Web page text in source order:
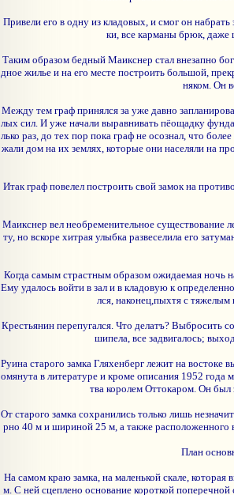
Привели его в одну из кладовых, и смог он
ки, все карманы брюк, даже
Таким образом бедный Маикснер стал внезапно
дное жилье и на его месте построить большой,
няком. Он
Между тем граф принялся за уже давно
лых сил. И уже начали выравнивать пёощадку
лько раз, до тех пор пока граф не осознал, что
жали дом на их землях, которые они населяли на
Итак граф повелел построить свой замок на
Маикснер вел необременительное существование
ту, но вскоре хитрая улыбка развеселила его
Когда самым страстным образом ожидаемая ночь
Ему удалось войти в зал и в кладовую к
лся, наконец,пыхтя с
Крестьянин перепугался. Что делатъ? Выбросить
шипела, все задвигалось;
Руина старого замка Гляхенберг лежит на
омянута в литературе и кроме описания 1952 года
тва королем Оттокаром. Он был
От старого замка сохранились только лишь
рно 40 м и шириной 25 м, а также расположенного
План
На самом краю замка, на маленькой скале,
м. С ней сцеплено основание короткой